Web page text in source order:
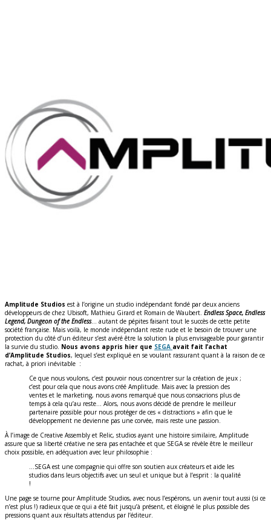
Amplitude Studios est à l’origine un studio indépendant fondé par deux anciens
développeurs de chez Ubisoft, Mathieu Girard et Romain de Waubert. Endless Space, Endless
Legend, Dungeon of the Endless… autant de pépites faisant tout le succès de cette petite
société française. Mais voilà, le monde indépendant reste rude et le besoin de trouver une
protection du côté d’un éditeur s’est avéré être la solution la plus envisageable pour garantir
la survie du studio. Nous avons appris hier que SEGA avait fait l’achat
d’Amplitude Studios, lequel s’est expliqué en se voulant rassurant quant à la raison de ce
rachat, à priori inévitable :
Ce que nous voulons, c’est pouvoir nous concentrer sur la création de jeux ;
c’est pour cela que nous avons créé Amplitude. Mais avec la pression des
ventes et le marketing, nous avons remarqué que nous consacrions plus de
temps à cela qu’au reste… Alors, nous avons décidé de prendre le meilleur
partenaire possible pour nous protéger de ces « distractions » afin que le
développement ne devienne pas une corvée, mais reste une passion.
À l’image de Creative Assembly et Relic, studios ayant une histoire similaire, Amplitude
assure que sa liberté créative ne sera pas entachée et que SEGA se révèle être le meilleur
choix possible, en adéquation avec leur philosophie :
…SEGA est une compagnie qui offre son soutien aux créateurs et aide les
studios dans leurs objectifs avec un seul et unique but à l’esprit : la qualité
!
Une page se tourne pour Amplitude Studios, avec nous l’espérons, un avenir tout aussi (si ce
n’est plus !) radieux que ce qui a été fait jusqu’à présent, et éloigné le plus possible des
pressions quant aux résultats attendus par l’éditeur.